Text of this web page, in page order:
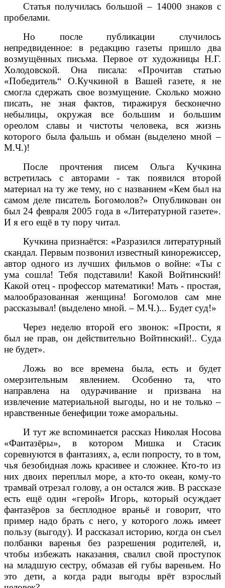
Статья получилась большой – 14000 знаков с
пробелами.
Но после публикации случилось
непредвиденное: в редакцию газеты пришло два
возмущённых письма. Первое от художницы Н.Г.
Холодовской. Она писала: «Прочитав статью
«Победитель“ О.Кучкиной в Вашей газете, я не
смогла сдержать свое возмущение. Сколько можно
писать, не зная фактов, тиражируя бесконечно
небылицы, окружая все большим и большим
ореолом славы и чистоты человека, вся жизнь
которого была фальшь и обман (выделено мной –
М.Ч.)!
После прочтения писем Ольга Кучкина
встретилась с авторами - так появился второй
материал на ту же тему, но с названием «Кем был на
самом деле писатель Богомолов?» Опубликован он
был 24 февраля 2005 года в «Литературной газете».
И я его ещё в ту пору читал.
Кучкина признаётся: «Разразился литературный
скандал. Первым позвонил известный кинорежиссер,
автор одного из лучших фильмов о войне: «Ты с
ума сошла! Тебя подставили! Какой Войтинский!
Какой отец - профессор математики! Мать - простая,
малообразованная женщина! Богомолов сам мне
рассказывал! (выделено мной. – М.Ч.)... Будет суд!»
Через неделю второй его звонок: «Прости, я
был не прав, он действительно Войтинский!.. Суда
не будет».
Ложь во все времена была, есть и будет
омерзительным явлением. Особенно та, что
направлена на одурачивание и призвана на
извлечение материальной выгоды, но и не только –
нравственные бенефиции тоже аморальны.
И тут же вспоминается рассказ Николая Носова
«Фантазёры», в котором Мишка и Стасик
соревнуются в фантазиях, а, если попросту, то в том,
чья безобидная ложь красивее и сложнее. Кто-то из
них двоих переплыл море, а кто-то океан, кому-то
трамвай отрезал голову, а он остался жив. В рассказе
есть ещё один «герой» Игорь, который осуждает
фантазёров за бесплодное враньё и говорит, что
пример надо брать с него, у которого ложь имеет
пользу (выгоду). И рассказал историю, когда он съел
полбанки варенья без разрешения родителей, и,
чтобы избежать наказания, свалил свой проступок
на младшую сестру, обмазав ей губы вареньем. Но
это дети, а когда ради выгоды врёт взрослый